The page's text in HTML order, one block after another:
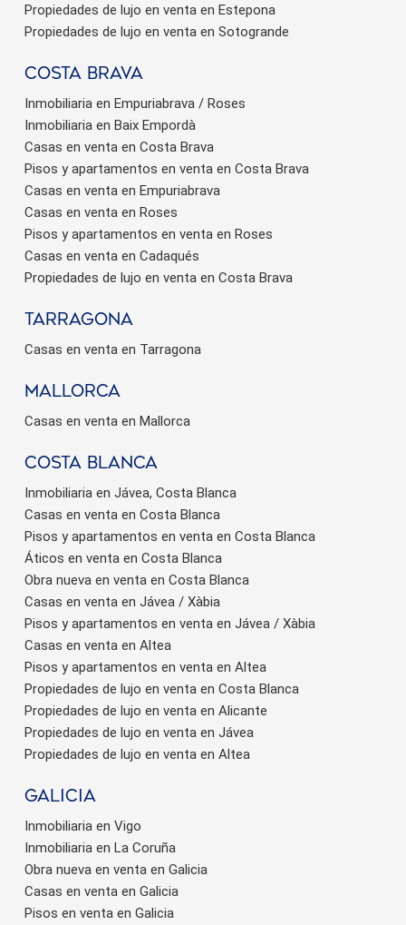
Propiedades de lujo en venta en Estepona
Propiedades de lujo en venta en Sotogrande
Costa brava
Inmobiliaria en Empuriabrava / Roses
Inmobiliaria en Baix Empordà
Casas en venta en Costa Brava
Pisos y apartamentos en venta en Costa Brava
Casas en venta en Empuriabrava
Casas en venta en Roses
Pisos y apartamentos en venta en Roses
Casas en venta en Cadaqués
Propiedades de lujo en venta en Costa Brava
Tarragona
Casas en venta en Tarragona
Mallorca
Casas en venta en Mallorca
Costa Blanca
Inmobiliaria en Jávea, Costa Blanca
Casas en venta en Costa Blanca
Pisos y apartamentos en venta en Costa Blanca
Áticos en venta en Costa Blanca
Obra nueva en venta en Costa Blanca
Casas en venta en Jávea / Xàbia
Pisos y apartamentos en venta en Jávea / Xàbia
Casas en venta en Altea
Pisos y apartamentos en venta en Altea
Propiedades de lujo en venta en Costa Blanca
Propiedades de lujo en venta en Alicante
Propiedades de lujo en venta en Jávea
Propiedades de lujo en venta en Altea
Galicia
Inmobiliaria en Vigo
Inmobiliaria en La Coruña
Obra nueva en venta en Galicia
Casas en venta en Galicia
Pisos en venta en Galicia